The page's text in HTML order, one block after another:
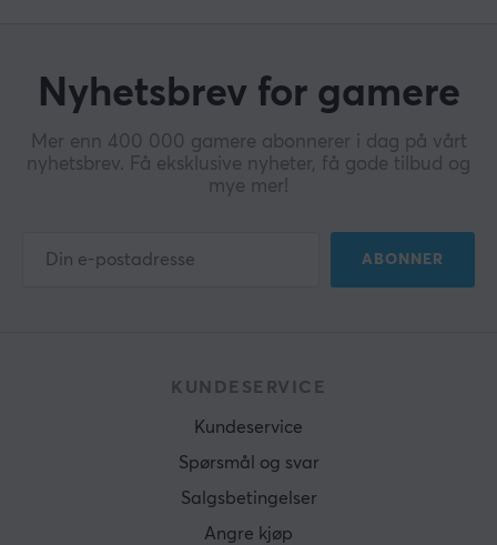
Nyhetsbrev for gamere
Mer enn 400 000 gamere abonnerer i dag på vårt
nyhetsbrev. Få eksklusive nyheter, få gode tilbud og
mye mer!
ABONNER
KUNDESERVICE
Kundeservice
Spørsmål og svar
Salgsbetingelser
Angre kjøp